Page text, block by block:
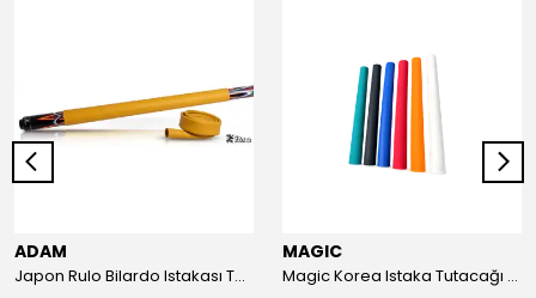
ADAM
Japon Rulo Bilardo Istakası Tutacağı - Hardal
MAGIC
Magic Korea Istaka Tutacağı - Turuncu